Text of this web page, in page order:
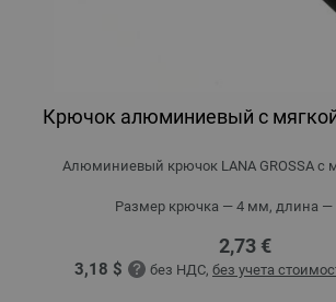
Крючок алюминиевый с
Алюминиевый крючок LANA GROSSA с
Размер крючка — 4 мм, длина —
2,73 €
3,18 $ без НДС, без учета